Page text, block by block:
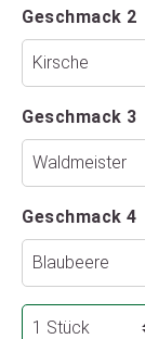
Geschmack 2
Geschmack 3
Geschmack 4